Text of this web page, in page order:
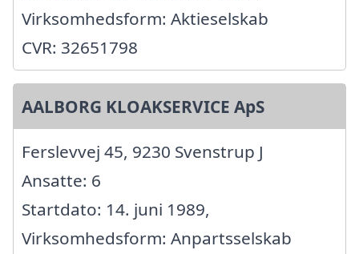
Virksomhedsform: Aktieselskab
CVR: 32651798
AALBORG KLOAKSERVICE ApS
Ferslevvej 45, 9230 Svenstrup J
Ansatte: 6
Startdato: 14. juni 1989,
Virksomhedsform: Anpartsselskab